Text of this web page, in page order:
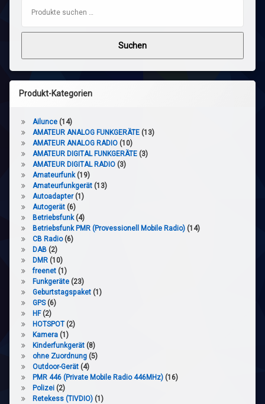
Suchen
Produkt-Kategorien
Ailunce (14)
AMATEUR ANALOG FUNKGERÄTE (13)
AMATEUR ANALOG RADIO (10)
AMATEUR DIGITAL FUNKGERÄTE (3)
AMATEUR DIGITAL RADIO (3)
Amateurfunk (19)
Amateurfunkgerät (13)
Autoadapter (1)
Autogerät (6)
Betriebsfunk (4)
Betriebsfunk PMR (Provessionell Mobile Radio) (14)
CB Radio (6)
DAB (2)
DMR (10)
freenet (1)
Funkgeräte (23)
Geburtstagspaket (1)
GPS (6)
HF (2)
HOTSPOT (2)
Kamera (1)
Kinderfunkgerät (8)
ohne Zuordnung (5)
Outdoor-Gerät (4)
PMR 446 (Private Mobile Radio 446MHz) (16)
Polizei (2)
Retekess (TIVDIO) (1)